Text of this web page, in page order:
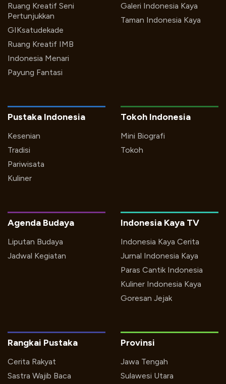
Ruang Kreatif Seni
Pertunjukkan
GIKsatudekade
Ruang Kreatif IMB
Indonesia Menari
Payung Fantasi
Galeri Indonesia Kaya
Taman Indonesia Kaya
Pustaka Indonesia
Kesenian
Tradisi
Pariwisata
Kuliner
Tokoh Indonesia
Mini Biografi
Tokoh
Indonesia Kaya TV
Indonesia Kaya Cerita
Jurnal Indonesia Kaya
Paras Cantik Indonesia
Kuliner Indonesia Kaya
Goresan Jejak
Agenda Budaya
Liputan Budaya
Jadwal Kegiatan
Rangkai Pustaka
Cerita Rakyat
Sastra Wajib Baca
Provinsi
Jawa Tengah
Sulawesi Utara